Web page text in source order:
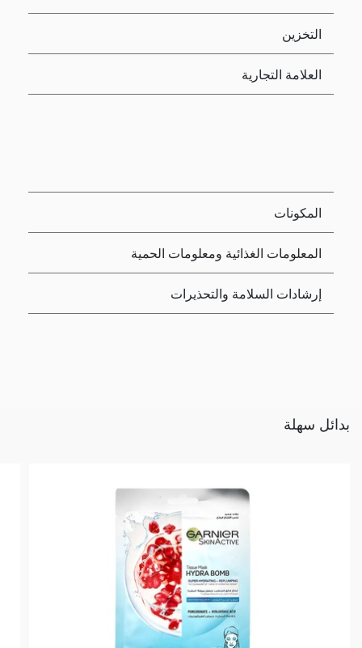
التخزين
العلامة التجارية
المكونات
المعلومات الغذائية ومعلومات الحمية
إرشادات السلامة والتحذيرات
بدائل سهلة